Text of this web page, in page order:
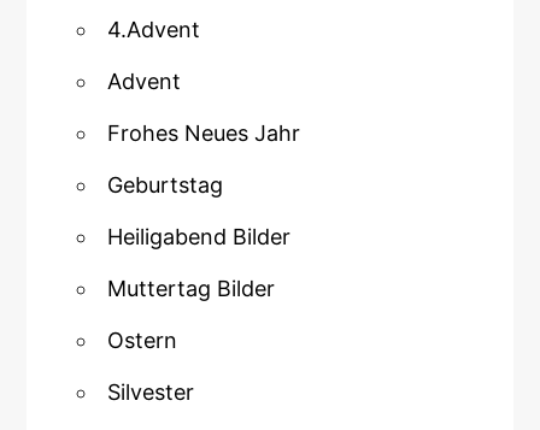
4.Advent
Advent
Frohes Neues Jahr
Geburtstag
Heiligabend Bilder
Muttertag Bilder
Ostern
Silvester